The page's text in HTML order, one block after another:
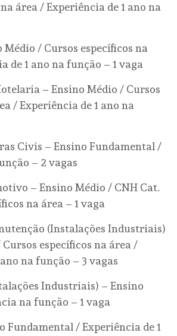
área / Experiência de 1 ano na
Médio / Cursos específicos na
de 1 ano na função – 1 vaga
– Ensino Médio / Cursos
/ Experiência de 1 ano na
Civis – Ensino Fundamental /
– 2 vagas
– Ensino Médio / CNH Cat.
na área – 1 vaga
(Instalações Industriais)
específicos na área /
na função – 3 vagas
Industriais) – Ensino
na função – 1 vaga
Fundamental / Experiência de 1